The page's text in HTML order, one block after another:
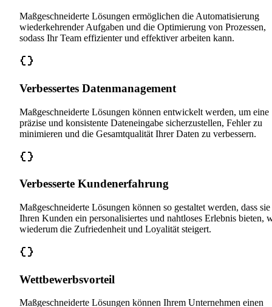
Maßgeschneiderte Lösungen ermöglichen die Automatisierung
wiederkehrender Aufgaben und die Optimierung von Prozessen,
sodass Ihr Team effizienter und effektiver arbeiten kann.
Verbessertes Datenmanagement
Maßgeschneiderte Lösungen können entwickelt werden, um eine
präzise und konsistente Dateneingabe sicherzustellen, Fehler zu
minimieren und die Gesamtqualität Ihrer Daten zu verbessern.
Verbesserte Kundenerfahrung
Maßgeschneiderte Lösungen können so gestaltet werden, dass sie
Ihren Kunden ein personalisiertes und nahtloses Erlebnis bieten,
wiederum die Zufriedenheit und Loyalität steigert.
Wettbewerbsvorteil
Maßgeschneiderte Lösungen können Ihrem Unternehmen einen